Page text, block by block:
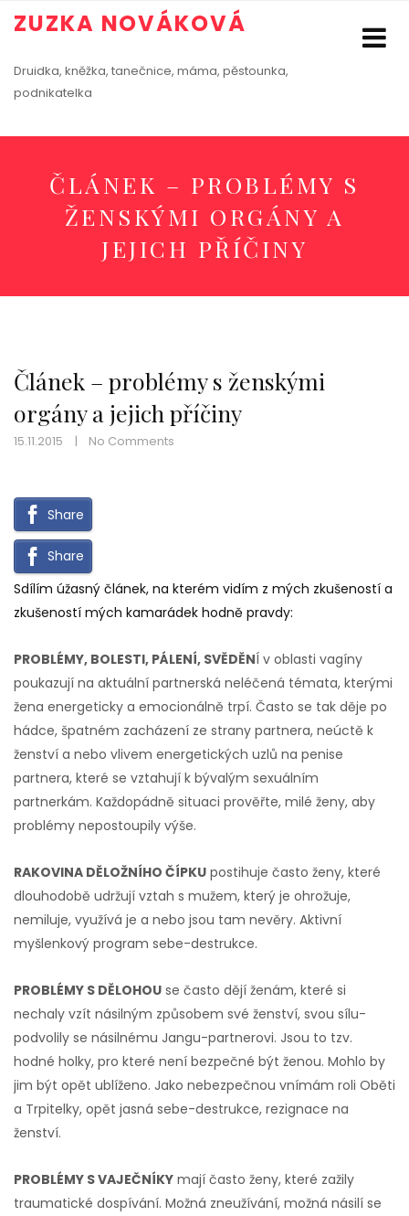
ZUZKA NOVÁKOVÁ
Druidka, kněžka, tanečnice, máma, pěstounka,
podnikatelka
ČLÁNEK – PROBLÉMY S
ŽENSKÝMI ORGÁNY A
JEJICH PŘÍČINY
Článek – problémy s ženskými
orgány a jejich příčiny
15.11.2015 No Comments
Share
Share
Sdílím úžasný článek, na kterém vidím z mých zkušeností a
zkušeností mých kamarádek hodně pravdy:
PROBLÉMY, BOLESTI, PÁLENÍ, SVĚDĚNÍ v oblasti vagíny
poukazují na aktuální partnerská neléčená témata, kterými
žena energeticky a emocionálně trpí. Často se tak děje po
hádce, špatném zacházení ze strany partnera, neúctě k
ženství a nebo vlivem energetických uzlů na penise
partnera, které se vztahují k bývalým sexuálním
partnerkám. Každopádně situaci prověřte, milé ženy, aby
problémy nepostoupily výše.
RAKOVINA DĚLOŽNÍHO ČÍPKU postihuje často ženy, které
dlouhodobě udržují vztah s mužem, který je ohrožuje,
nemiluje, využívá je a nebo jsou tam nevěry. Aktivní
myšlenkový program sebe-destrukce.
PROBLÉMY S DĚLOHOU se často dějí ženám, které si
nechaly vzít násilným způsobem své ženství, svou sílu-
podvolily se násilnému Jangu-partnerovi. Jsou to tzv.
hodné holky, pro které není bezpečné být ženou. Mohlo by
jim být opět ublíženo. Jako nebezpečnou vnímám roli Oběti
a Trpitelky, opět jasná sebe-destrukce, rezignace na
ženství.
PROBLÉMY S VAJEČNÍKY mají často ženy, které zažily
traumatické dospívání. Možná zneužívání, možná násilí se